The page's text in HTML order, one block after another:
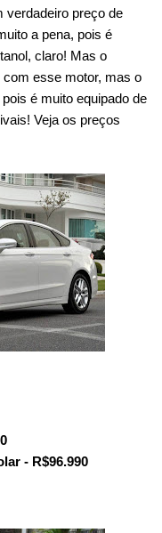
verdadeiro preço de
a pena, pois é
claro! Mas o
esse motor, mas o
é muito equipado de
Veja os preços
- R$96.990